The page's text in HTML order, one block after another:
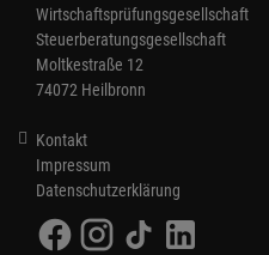
Wirtschaftsprüfungsgesellschaft
Steuerberatungsgesellschaft
Moltkestraße 12
74072 Heilbronn
Kontakt
Impressum
Datenschutzerklärung